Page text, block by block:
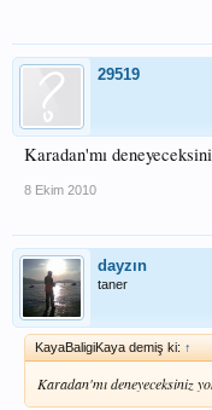
29519
Karadan'mı
8 Ekim 2010
dayzın
taner
KayaBaligiKaya demiş ki: ↑
Karadan'mı deneyeceksiniz